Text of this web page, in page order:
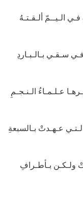
الـيــمّ ألـقـتـهُ
سـقـي بـالـبـاردِ
عـلـمـاءُ الـنـجـمِ
عـهـدتْ بـالسبعةِ
ولـكـن بـأطـرافِ